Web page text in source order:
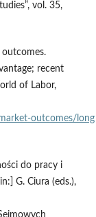
vol. 35,
recent
of Labor,
long
do pracy i
G. Ciura (eds.),